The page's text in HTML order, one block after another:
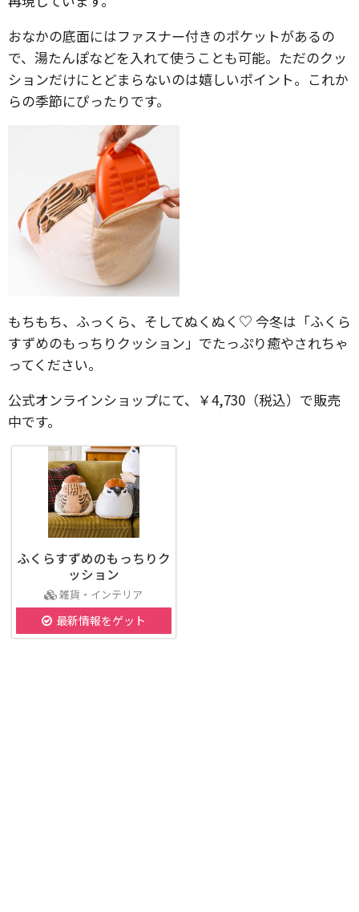
おなかの底面にはファスナー付きのポケットがあるの
で、湯たんぽなどを入れて使うことも可能。ただのクッ
ションだけにとどまらないのは嬉しいポイント。これか
らの季節にぴったりです。
もちもち、ふっくら、そしてぬくぬく♡ 今冬は「ふくら
すずめのもっちりクッション」でたっぷり癒やされちゃ
ってください。
公式オンラインショップにて、￥4,730（税込）で販売
中です。
ふくらすずめのもっちりク
ッション
雑貨・インテリア
最新情報をゲット